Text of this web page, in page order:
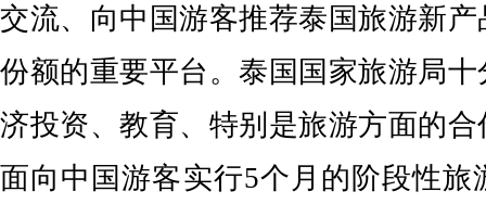
交流、向中国游客推荐泰国旅游新
份额的重要平台。泰国国家旅游局
济投资、教育、特别是旅游方面的
面向中国游客实行5个月的阶段性旅